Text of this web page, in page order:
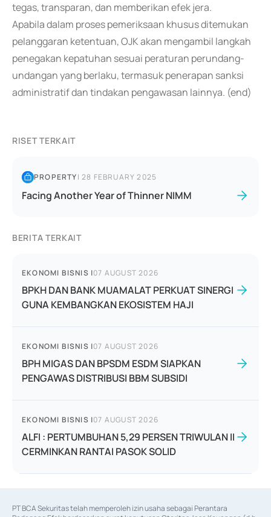
tegas, transparan, dan memberikan efek jera.
Apabila dalam proses pemeriksaan khusus ditemukan
pelanggaran ketentuan, OJK akan mengambil langkah
penegakan kepatuhan sesuai peraturan perundang-
undangan yang berlaku, termasuk penerapan sanksi
administratif dan tindakan pengawasan lainnya. (end)
RISET TERKAIT
PROPERTY|28 FEBRUARY 2025
Facing Another Year of Thinner NIMM
BERITA TERKAIT
EKONOMI BISNIS |07 AUGUST 2026
BPKH DAN BANK MUAMALAT PERKUAT SINERGI
GUNA KEMBANGKAN EKOSISTEM HAJI
EKONOMI BISNIS |07 AUGUST 2026
BPH MIGAS DAN BPSDM ESDM SIAPKAN
PENGAWAS DISTRIBUSI BBM SUBSIDI
EKONOMI BISNIS |07 AUGUST 2026
ALFI : PERTUMBUHAN 5,29 PERSEN TRIWULAN II
CERMINKAN RANTAI PASOK SOLID
PT BCA Sekuritas telah memperoleh izin usaha sebagai Perantara